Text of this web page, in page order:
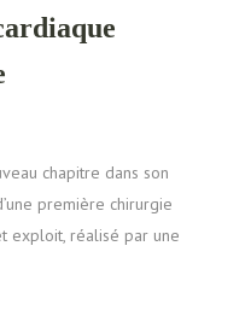
chapitre dans son
première chirurgie
exploit, réalisé par une